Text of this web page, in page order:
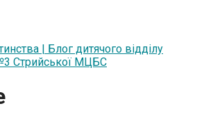
| Блог дитячого відділу
№3 Стрийської МЦБС